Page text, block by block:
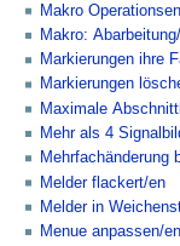
Makro
Makro:
Markierungen ihre
Markierungen
Maximale
Mehr als 4
Mehrfachänderung
Melder flackert/en
Melder in
Menue anpassen/en